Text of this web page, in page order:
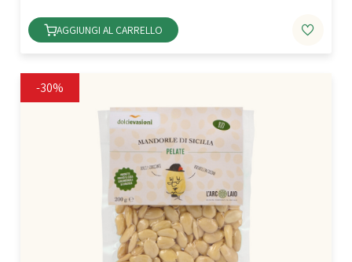
AGGIUNGI AL CARRELLO
-30%